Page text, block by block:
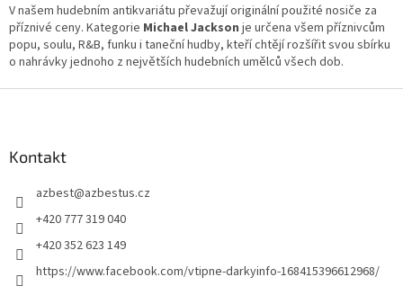
V našem hudebním antikvariátu převažují originální použité nosiče za
příznivé ceny. Kategorie Michael Jackson je určena všem příznivcům
popu, soulu, R&B, funku i taneční hudby, kteří chtějí rozšířit svou sbírku
o nahrávky jednoho z největších hudebních umělců všech dob.
Kontakt
azbest@azbestus.cz
+420 777 319 040
+420 352 623 149
https://www.facebook.com/vtipne-darkyinfo-168415396612968/